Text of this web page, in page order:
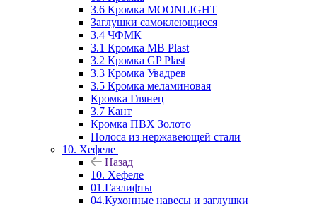
3.6 Кромка MOONLIGHT
Заглушки самоклеющиеся
3.4 ЧФМК
3.1 Кромка MB Plast
3.2 Кромка GP Plast
3.3 Кромка Увадрев
3.5 Кромка меламиновая
Кромка Глянец
3.7 Кант
Кромка ПВХ Золото
Полоса из нержавеющей стали
10. Хефеле
Назад
10. Хефеле
01.Газлифты
04.Кухонные навесы и заглушки